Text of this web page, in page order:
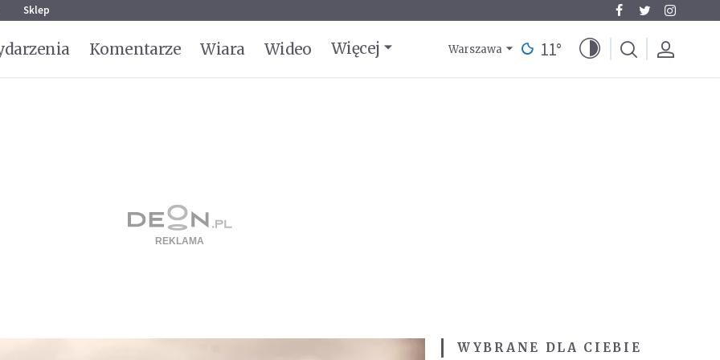
Sklep
Komentarze Wiara Wideo Więcej Warszawa 11°
WYBRANE DLA CIEBIE